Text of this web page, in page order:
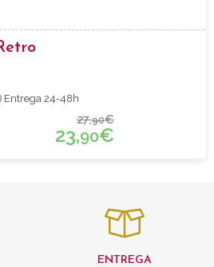
Entrega 24-48h
27,90€
23,90€
ENTREGA